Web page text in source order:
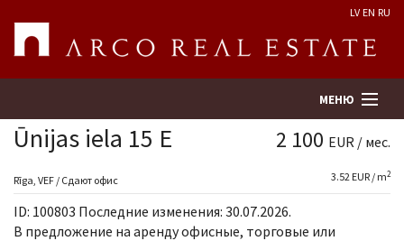
LV EN RU
МЕНЮ
Поиск
Оценка недвижимости
Ūnijas iela 15 E 2 100 EUR / мес.
Rīga, VEF / Сдают офис 3.52 EUR / m2
ID: 100803 Последние изменения: 30.07.2026.
В предложение на аренду офисные, торговые или